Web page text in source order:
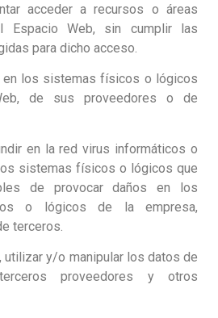
acceder a recursos o áreas
Espacio Web, sin cumplir las
para dicho acceso.
en los sistemas físicos o lógicos
de sus proveedores o de
en la red virus informáticos o
sistemas físicos o lógicos que
de provocar daños en los
o lógicos de la empresa,
terceros.
utilizar y/o manipular los datos de
proveedores y otros